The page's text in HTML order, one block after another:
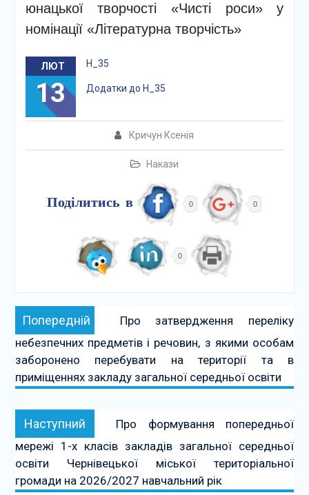
юнацької творчості «Чисті роси» у
номінації «Літературна творчість»
ЛЮТ
13
Кричун Ксенія
Накази
Н_35
Додатки до Н_35
Поділитись в 0 0
0
Навігація
записів
Попередній Попередній:
Про затвердження переліку
небезпечних предметів і речовин, з якими особам
заборонено перебувати на території та в
приміщеннях закладу загальної середньої освіти
Наступний Наступний:
Про формування попередньої
мережі 1-х класів закладів загальної середньої
освіти Чернівецької міської територіальної
громади на 2026/2027 навчальний рік